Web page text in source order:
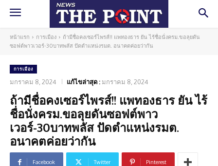
หน้าแรก การเมือง
ถ้ามีชื่อคงเซอร์ไพรส์!! แพทองธาร ยัน ไร้ชื่อนั่งครม.ขอลุยดัน
ซอฟต์พาวเวอร์-30บาทพลัส ปัดตำแหน่งรมต. อนาคตค่อยว่ากัน
การเมือง
มกราคม 8, 2024 แก้ไขล่าสุด : มกราคม 8, 2024
ถ้ามีชื่อคงเซอร์ไพรส์!! แพทองธาร ยัน ไร้
ชื่อนั่งครม.ขอลุยดันซอฟต์พาว
เวอร์-30บาทพลัส ปัดตำแหน่งรมต.
อนาคตค่อยว่ากัน
Facebook Twitter Pinterest